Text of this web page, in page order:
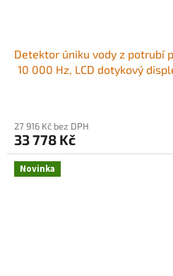
Detektor úniku vody z potrubí
10 000 Hz, LCD dotykový
poslechovými tyčemi,
režimy detekce
27 916 Kč bez DPH
33 778 Kč
Novinka